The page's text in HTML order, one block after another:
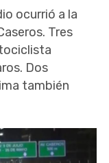
ocurrió a la
Tres
Dos
también